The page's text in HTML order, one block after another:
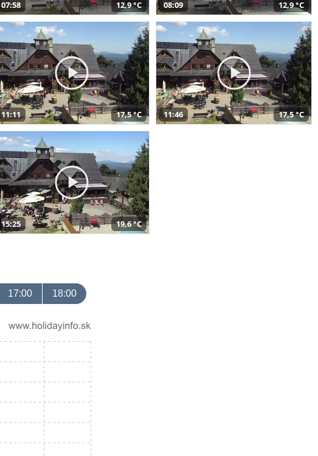
07:58 12,9 °C 08:09 12,9 °C
11:11 17,5 °C 11:46 17,5 °C
15:25 19,6 °C
17:00 18:00